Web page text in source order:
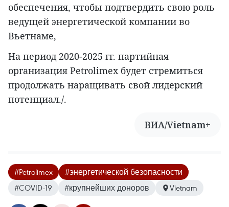
обеспечения, чтобы подтвердить свою роль
ведущей энергетической компании во
Вьетнаме,
На период 2020-2025 гг. партийная
организация Petrolimex будет стремиться
продолжать наращивать свой лидерский
потенциал./.
ВИА/Vietnam+
#Petrolimex
#энергетической безопасности
#COVID-19
#крупнейших доноров Vietnam